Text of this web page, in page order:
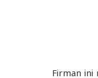
Firman ini